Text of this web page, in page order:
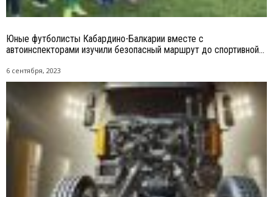
Юные футболисты Кабардино-Балкарии вместе с
автоинспекторами изучили безопасный маршрут до спортивной...
6 сентября, 2023